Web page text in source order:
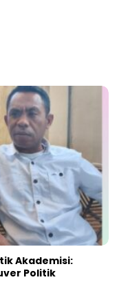
Akademisi:
Politik